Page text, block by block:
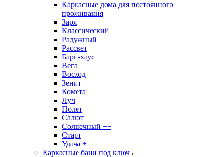
Каркасные дома для постоянного
проживания
Заря
Классический
Радужный
Рассвет
Барн-хаус
Вега
Восход
Зенит
Комета
Луч
Полет
Салют
Солнечный ++
Старт
Удача +
Каркасные бани под ключ